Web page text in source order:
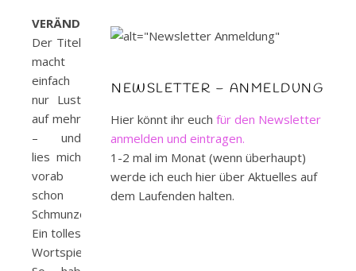
VERÄNDERUNGSGETÜMMEL:
Der Titel
macht
einfach
nur Lust
auf mehr
– und
lies mich
vorab
schon
Schmunzeln.
Ein tolles
Wortspiel.
NEWSLETTER – ANMELDUNG
Hier könnt ihr euch für den Newsletter
anmelden und eintragen.
1-2 mal im Monat (wenn überhaupt)
werde ich euch hier über Aktuelles auf
dem Laufenden halten.